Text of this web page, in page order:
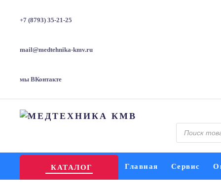
+7 (8793) 35-21-25
mail@medtehnika-kmv.ru
мы ВКонтакте
Поиск
товаров
КАТАЛОГ Главная Сервис